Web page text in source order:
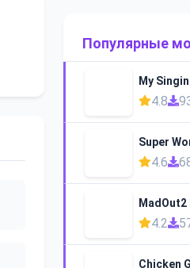
Популярные
My
4.8
Super
4.6
MadOut2
4.2
Chicken